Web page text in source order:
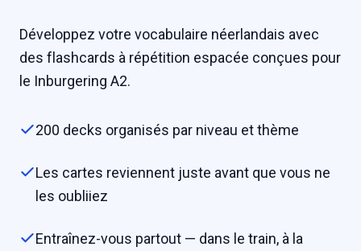
Développez votre vocabulaire néerlandais avec
des flashcards à répétition espacée conçues pour
le Inburgering A2.
200 decks organisés par niveau et thème
Les cartes reviennent juste avant que vous ne
les oubliiez
Entraînez-vous partout — dans le train, à la